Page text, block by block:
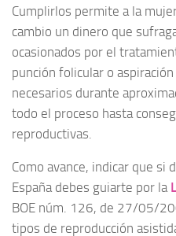
Cumplirlos permite a la
cambio un dinero que
ocasionados por el
punción folicular o
necesarios durante
todo el proceso hasta
reproductivas.
Como avance, indicar que si
España debes guiarte por la
BOE núm. 126, de 27/05/
tipos de reproducción